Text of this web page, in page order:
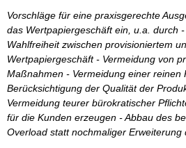
Vorschläge für eine praxisgerechte
das Wertpapiergeschäft ein, u.a. durch
Wahlfreiheit zwischen provisioniertem
Wertpapiergeschäft - Vermeidung von
Maßnahmen - Vermeidung einer reinen
Berücksichtigung der Qualität der
Vermeidung teurer bürokratischer
für die Kunden erzeugen - Abbau des
Overload statt nochmaliger